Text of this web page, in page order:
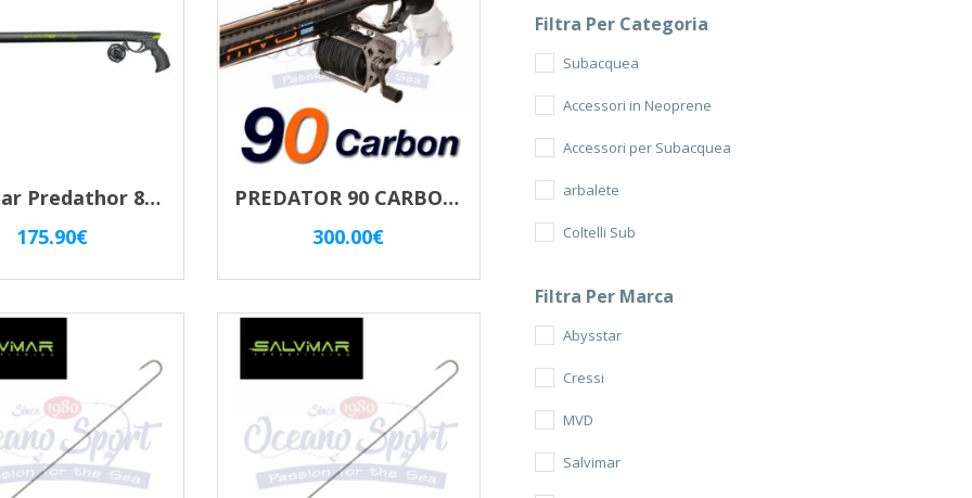
Salvimar Predathor 85 Vuoto – Fucile Subacqueo Pneumatico Con Regolatore Di Potenza
175.90€
PREDATOR 90 CARBON ZESO OPEN
300.00€
Filtra Per Categoria
Subacquea
Accessori in Neoprene
Accessori per Subacquea
arbalete
Coltelli Sub
Filtra Per Marca
Abysstar
Cressi
MVD
Salvimar